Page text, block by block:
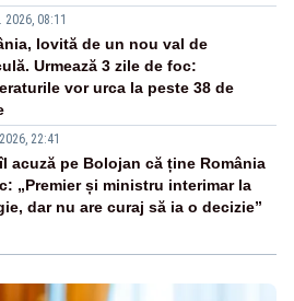
2026, 08:11
lovită de un nou val de
Urmează 3 zile de foc:
vor urca la peste 38 de
22:41
acuză pe Bolojan că ține România
„Premier și ministru interimar la
dar nu are curaj să ia o decizie”